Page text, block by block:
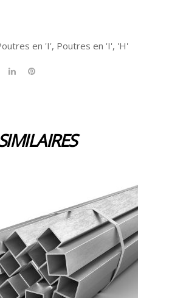
en 'I', Poutres en 'I', 'H'